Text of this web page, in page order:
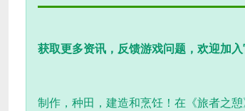
获取更多资讯，反馈游戏问题，欢迎加
制作，种田，建造和烹饪！在《旅者之